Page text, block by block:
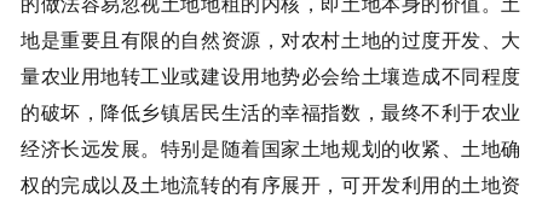
地是重要且有限的自然资源，对农村土地的过度开发、大
量农业用地转工业或建设用地势必会给土壤造成不同程度
的破坏，降低乡镇居民生活的幸福指数，最终不利于农业
经济长远发展。特别是随着国家土地规划的收紧、土地确
权的完成以及土地流转的有序展开，可开发利用的土地资